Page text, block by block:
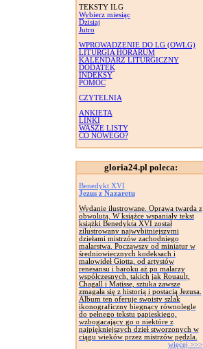
TEKSTY ILG
Wybierz miesiąc
Dzisiaj
Jutro
WPROWADZENIE DO LG (OWLG)
LITURGIA HORARUM
KALENDARZ LITURGICZNY
DODATEK
INDEKSY
POMOC
CZYTELNIA
ANKIETA
LINKI
WASZE LISTY
CO NOWEGO?
gloria24.pl poleca:
Benedykt XVI
Jezus z Nazaretu
Wydanie ilustrowane. Oprawa twarda z
obwolutą. W książce wspaniały tekst
książki Benedykta XVI został
zilustrowany najwybitniejszymi
dziełami mistrzów zachodniego
malarstwa. Począwszy od miniatur w
średniowiecznych kodeksach i
malowideł Giotta, od artystów
renesansu i baroku aż po malarzy
współczesnych, takich jak Rouault,
Chagall i Matisse, sztuka zawsze
zmagała się z historią i postacią Jezusa.
Album ten oferuje swoisty szlak
ikonograficzny biegnący równolegle
do pełnego tekstu papieskiego,
wzbogacający go o niektóre z
najpiękniejszych dzieł stworzonych w
ciągu wieków przez mistrzów pędzla.
więcej >>>